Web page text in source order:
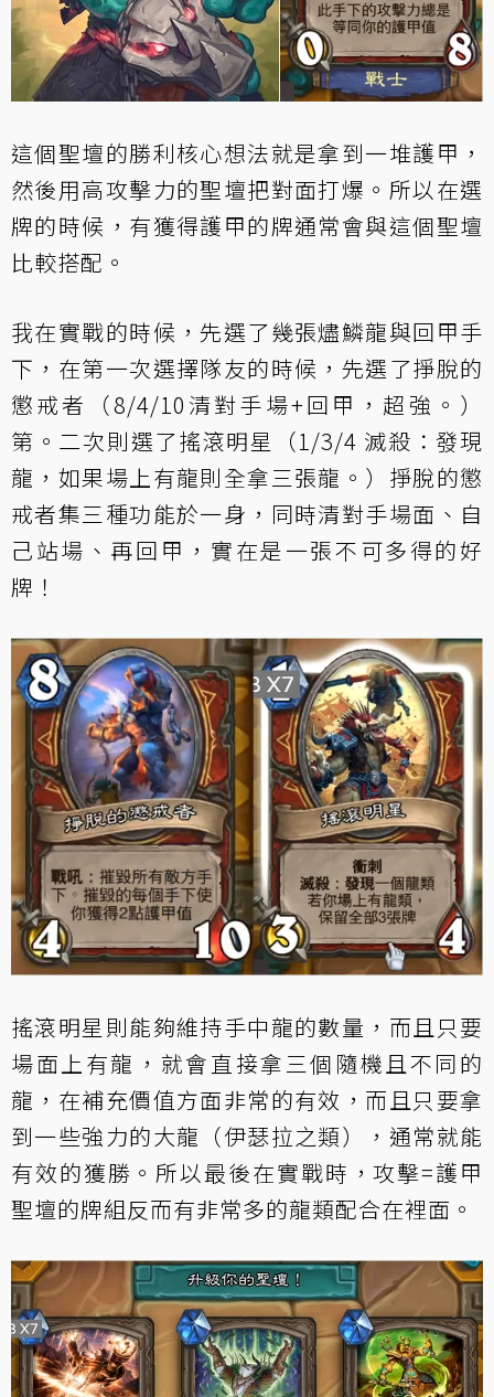
這個聖壇的勝利核心想法就是拿到一堆護甲，
然後用高攻擊力的聖壇把對面打爆。所以在選
牌的時候，有獲得護甲的牌通常會與這個聖壇
比較搭配。
我在實戰的時候，先選了幾張燼鱗龍與回甲手
下，在第一次選擇隊友的時候，先選了掙脫的
懲戒者（8/4/10清對手場+回甲，超強。）
第。二次則選了搖滾明星（1/3/4 滅殺：發現
龍，如果場上有龍則全拿三張龍。）掙脫的懲
戒者集三種功能於一身，同時清對手場面、自
己站場、再回甲，實在是一張不可多得的好
牌！
搖滾明星則能夠維持手中龍的數量，而且只要
場面上有龍，就會直接拿三個隨機且不同的
龍，在補充價值方面非常的有效，而且只要拿
到一些強力的大龍（伊瑟拉之類），通常就能
有效的獲勝。所以最後在實戰時，攻擊=護甲
聖壇的牌組反而有非常多的龍類配合在裡面。